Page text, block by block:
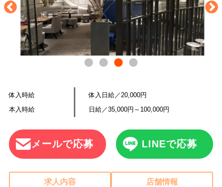
体入時給
体入日給／20,000円
本入時給
日給／35,000円～100,000円
メールで応募 LINEで応募
求人内容 店舗情報